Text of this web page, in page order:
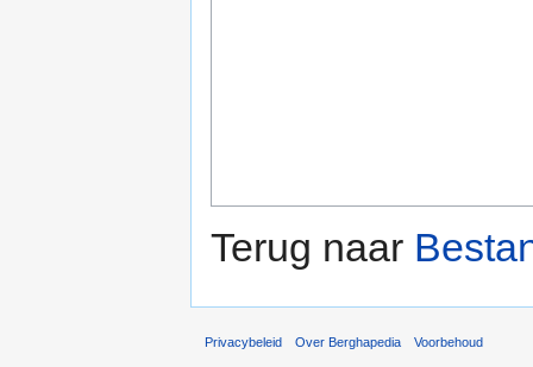
Terug naar
Privacybeleid Over Berghapedia Voorbehoud